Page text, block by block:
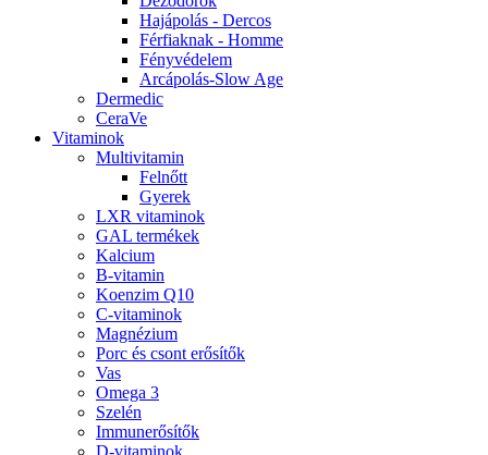
Hajápolás - Dercos
Férfiaknak - Homme
Fényvédelem
Arcápolás-Slow Age
Dermedic
CeraVe
Vitaminok
Multivitamin
Felnőtt
Gyerek
LXR vitaminok
GAL termékek
Kalcium
B-vitamin
Koenzim Q10
C-vitaminok
Magnézium
Porc és csont erősítők
Vas
Omega 3
Szelén
Immunerősítők
D-vitaminok